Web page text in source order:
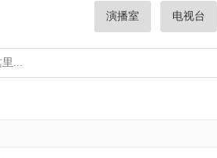
演播室 电视台